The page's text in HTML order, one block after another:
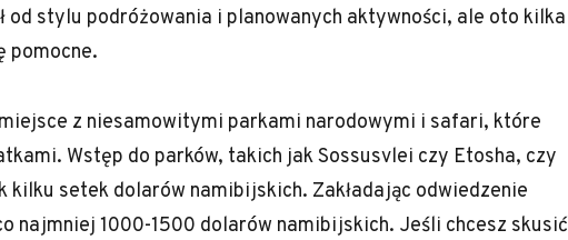
od stylu podróżowania i planowanych aktywności, ale oto kilka
pomocne.
z niesamowitymi parkami narodowymi i safari, które
Wstęp do parków, takich jak Sossusvlei czy Etosha, czy
setek dolarów namibijskich. Zakładając odwiedzenie
najmniej 1000-1500 dolarów namibijskich. Jeśli chcesz skusić